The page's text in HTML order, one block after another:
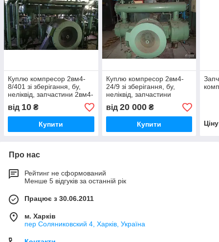
Куплю компресор 2вм4-
8/401 зі зберігання, бу,
неліквід, запчастини 2вм4-
8/401
від 10 ₴
Купити
Куплю компресор 2вм4-
24/9 зі зберігання, бу,
неліквід, запчастини
від 20 000₴
Купити
Про нас
Рейтинг не сформований
Менше 5 відгуків за останній рік
Працює з 30.06.2011
м. Харків
пер Соляниковский 4, Харків, Україна